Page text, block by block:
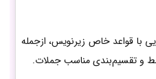
با قواعد خاص زیرنویس، ازجمله
خط و تقسیم‌بندی مناسب جملات.